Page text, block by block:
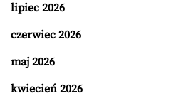
lipiec 2026
czerwiec 2026
maj 2026
kwiecień 2026